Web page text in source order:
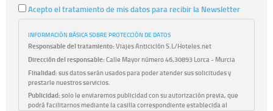
Acepto el tratamiento de mis datos para recibir la Newsletter
INFORMACIÓN BÁSICA SOBRE PROTECCIÓN DE DATOS
Responsable del tratamiento:Viajes Anticiclón S.L/Hoteles.net
Dirección del responsable:Calle Mayor número 46,30893 Lorca - Murcia
Finalidad:sus datos serán usados para poder atender sus solicitudes y
prestarle nuestros servicios.
Publicidad:solo le enviaremos publicidad con su autorización previa, que
podrá facilitarnos mediante la casilla correspondiente establecida al